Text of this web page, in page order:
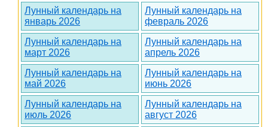
Лунный календарь на
январь 2026
Лунный календарь на
февраль 2026
Лунный календарь на
март 2026
Лунный календарь на
апрель 2026
Лунный календарь на
май 2026
Лунный календарь на
июнь 2026
Лунный календарь на
июль 2026
Лунный календарь на
август 2026